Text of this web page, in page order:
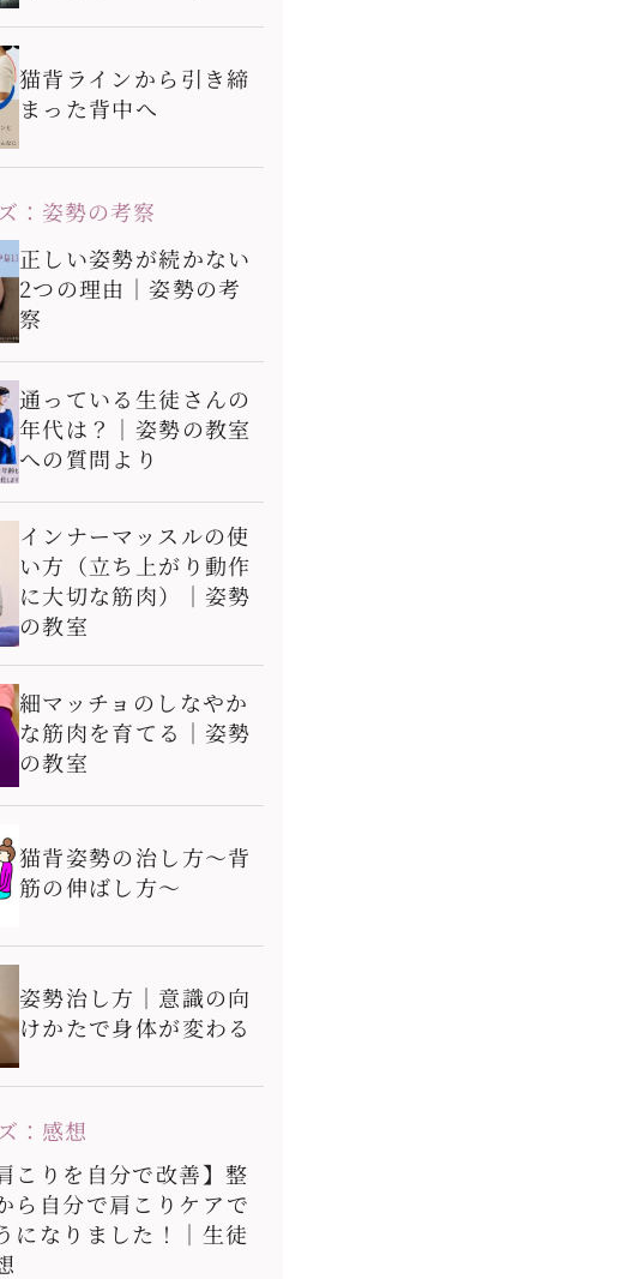
猫背ラインから引き締
まった背中へ
：姿勢の考察
正しい姿勢が続かない
2つの理由｜姿勢の考
察
通っている生徒さんの
年代は？｜姿勢の教室
への質問より
インナーマッスルの使
い方（立ち上がり動作
に大切な筋肉）｜姿勢
の教室
細マッチョのしなやか
な筋肉を育てる｜姿勢
の教室
猫背姿勢の治し方〜背
筋の伸ばし方〜
姿勢治し方｜意識の向
けかたで身体が変わる
：感想
こりを自分で改善】整
ら自分で肩こりケアで
になりました！｜生徒